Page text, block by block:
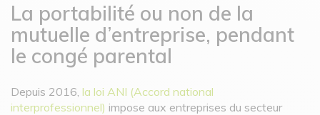
La portabilité ou non de la
mutuelle d’entreprise, pendant
le congé parental
Depuis 2016, la loi ANI (Accord national
interprofessionnel) impose aux entreprises du secteur